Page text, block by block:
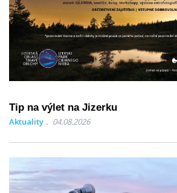
Tip na výlet na Jizerku
Aktuality 04.08.2026